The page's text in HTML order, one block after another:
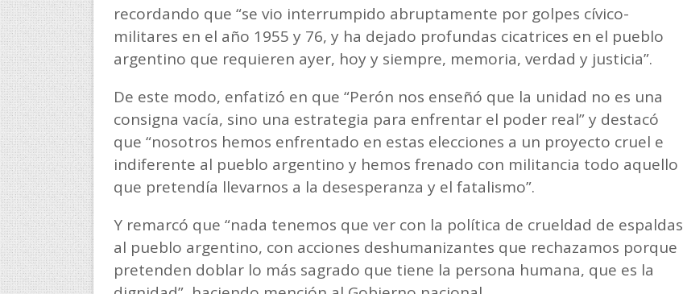
recordando que “se vio interrumpido abruptamente por golpes cívico-
militares en el año 1955 y 76, y ha dejado profundas cicatrices en el pueblo
argentino que requieren ayer, hoy y siempre, memoria, verdad y justicia”.
De este modo, enfatizó en que “Perón nos enseñó que la unidad no es una
consigna vacía, sino una estrategia para enfrentar el poder real” y destacó
que “nosotros hemos enfrentado en estas elecciones a un proyecto cruel e
indiferente al pueblo argentino y hemos frenado con militancia todo aquello
que pretendía llevarnos a la desesperanza y el fatalismo”.
Y remarcó que “nada tenemos que ver con la política de crueldad de espaldas
al pueblo argentino, con acciones deshumanizantes que rechazamos porque
pretenden doblar lo más sagrado que tiene la persona humana, que es la